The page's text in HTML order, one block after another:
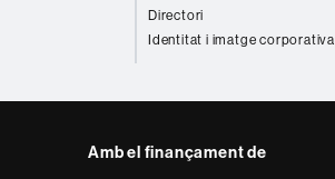
Directori
Identitat i imatge corporativa
Amb el finançament de